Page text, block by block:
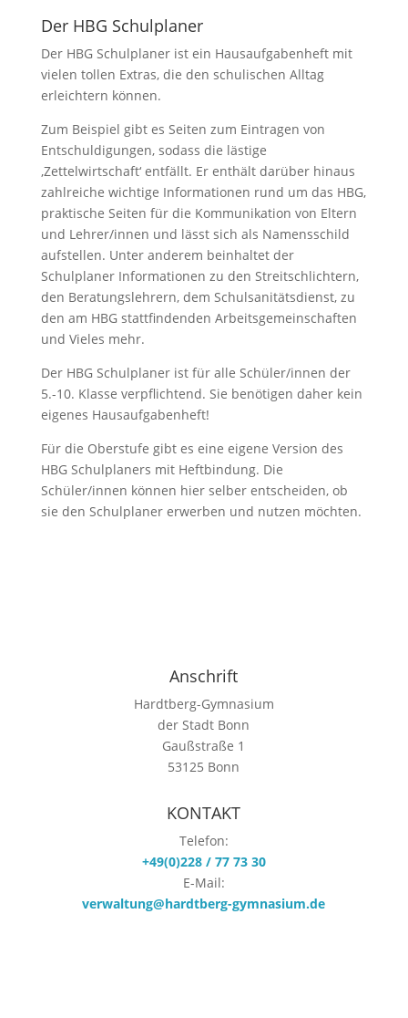
Der HBG Schulplaner
Der HBG Schulplaner ist ein Hausaufgabenheft mit
vielen tollen Extras, die den schulischen Alltag
erleichtern können.
Zum Beispiel gibt es Seiten zum Eintragen von
Entschuldigungen, sodass die lästige
‚Zettelwirtschaft‘ entfällt. Er enthält darüber hinaus
zahlreiche wichtige Informationen rund um das HBG,
praktische Seiten für die Kommunikation von Eltern
und Lehrer/innen und lässt sich als Namensschild
aufstellen. Unter anderem beinhaltet der
Schulplaner Informationen zu den Streitschlichtern,
den Beratungslehrern, dem Schulsanitätsdienst, zu
den am HBG stattfindenden Arbeitsgemeinschaften
und Vieles mehr.
Der HBG Schulplaner ist für alle Schüler/innen der
5.-10. Klasse verpflichtend. Sie benötigen daher kein
eigenes Hausaufgabenheft!
Für die Oberstufe gibt es eine eigene Version des
HBG Schulplaners mit Heftbindung. Die
Schüler/innen können hier selber entscheiden, ob
sie den Schulplaner erwerben und nutzen möchten.
Anschrift
Hardtberg-Gymnasium
der Stadt Bonn
Gaußstraße 1
53125 Bonn
KONTAKT
Telefon:
+49(0)228 / 77 73 30
E-Mail:
verwaltung@hardtberg-gymnasium.de